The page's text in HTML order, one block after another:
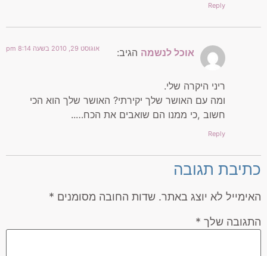
Reply
אוכל לנשמה הגיב: אוגוסט 29, 2010 בשעה 8:14 pm
ריני היקרה שלי.
ומה עם האושר שלך יקירתי? האושר שלך הוא הכי
חשוב ,כי ממנו הם שואבים את הכח…..
Reply
כתיבת תגובה
האימייל לא יוצג באתר. שדות החובה מסומנים *
התגובה שלך *